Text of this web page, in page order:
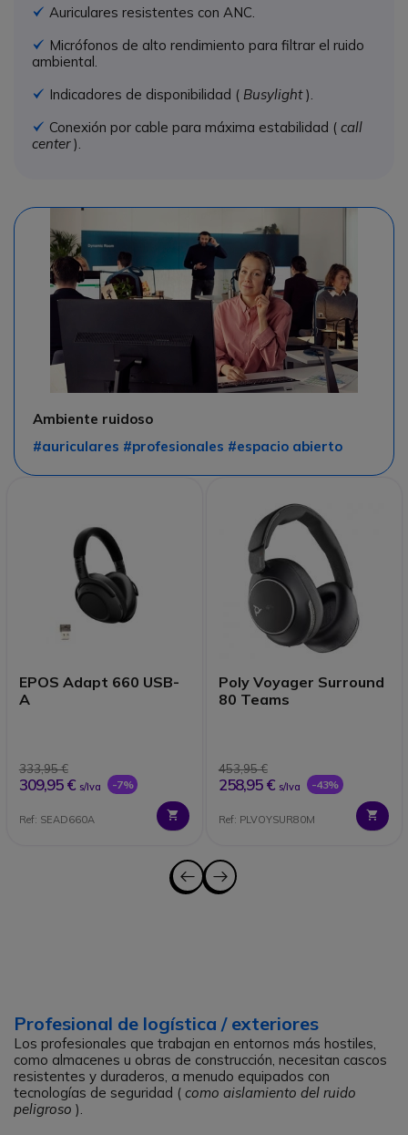
Icono
Auriculares resistentes con ANC.
Icono
Micrófonos de alto rendimiento para filtrar el ruido
ambiental.
Icono
Indicadores de disponibilidad ( Busylight).
Icono
Conexión por cable para máxima estabilidad ( call
center).
Ambiente ruidoso
#auriculares #profesionales #espacio abierto
EPOS Adapt 660 USB-
A
333,95 €
309,95 € s/Iva -7%
Ref: SEAD660A
Poly Voyager Surround
80 Teams
453,95 €
258,95 € s/Iva -43%
Ref: PLVOYSUR80M
Profesional de logística / exteriores
Los profesionales que trabajan en entornos más hostiles,
como almacenes u obras de construcción, necesitan cascos
resistentes y duraderos, a menudo equipados con
tecnologías de seguridad ( como aislamiento del ruido
peligroso ).